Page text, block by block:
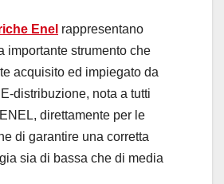
Enel rappresentano
importante strumento che
acquisito ed impiegato da
distribuzione, nota a tutti
direttamente per le
di garantire una corretta
sia di bassa che di media